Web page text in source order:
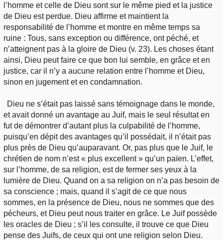
l’homme et celle de Dieu sont sur le même pied et la justice
de Dieu est perdue. Dieu affirme et maintient la
responsabilité de l’homme et montre en même temps sa
ruine : Tous, sans exception ou différence, ont péché, et
n’atteignent pas à la gloire de Dieu (v. 23). Les choses étant
ainsi, Dieu peut faire ce que bon lui semble, en grâce et en
justice, car il n’y a aucune relation entre l’homme et Dieu,
sinon en jugement et en condamnation.
Dieu ne s’était pas laissé sans témoignage dans le monde,
et avait donné un avantage au Juif, mais le seul résultat en
fut de démontrer d’autant plus la culpabilité de l’homme,
puisqu’en dépit des avantages qu’il possédait, il n’était pas
plus près de Dieu qu’auparavant. Or, pas plus que le Juif, le
chrétien de nom n’est « plus excellent » qu’un païen. L’effet,
sur l’homme, de sa religion, est de fermer ses yeux à la
lumière de Dieu. Quand on a sa religion on n’a pas besoin de
sa conscience ; mais, quand il s’agit de ce que nous
sommes, en la présence de Dieu, nous ne sommes que des
pécheurs, et Dieu peut nous traiter en grâce. Le Juif possède
les oracles de Dieu ; s’il les consulte, il trouve ce que Dieu
pense des Juifs, de ceux qui ont une religion selon Dieu.